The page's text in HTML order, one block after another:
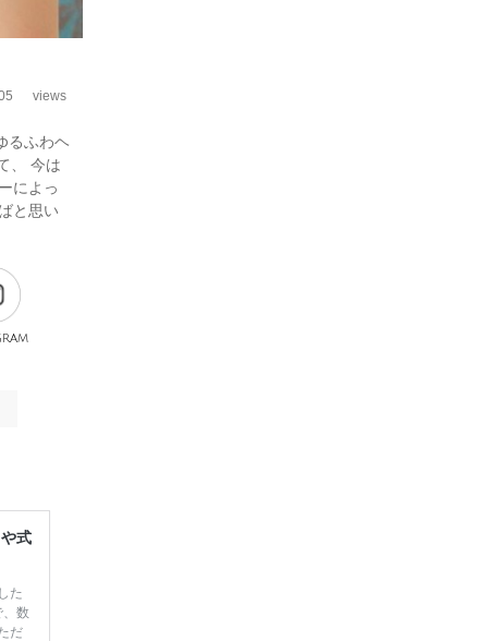
views
るふわヘ
、 今は
によっ
と思い
式
た
数
だ